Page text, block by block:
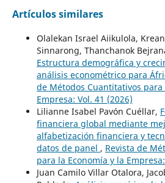
Artículos similares
Olalekan Israel Aiikulola,
Sinnarong, Thanchanok
Estructura demográfica y
análisis econométrico para
de Métodos Cuantitativos para
Empresa: Vol. 41 (2026)
Lilianne Isabel Pavón Cuéllar,
financiera global mediante
alfabetización financiera y
datos de panel , Revista de
para la Economía y la
Juan Camilo Villar Otalora,